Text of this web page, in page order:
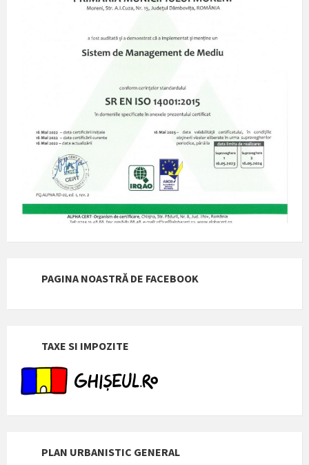
PAGINA NOASTRĂ DE FACEBOOK
TAXE SI IMPOZITE
PLAN URBANISTIC GENERAL